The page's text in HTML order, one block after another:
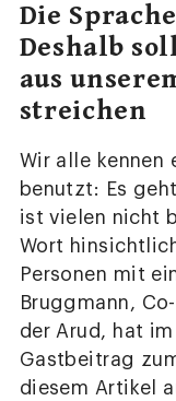
Die
Deshalb
aus
streichen
Wir alle kennen
benutzt: Es
ist vielen nicht
Wort
Personen mit
Bruggmann,
der Arud, hat
Gastbeitrag
diesem Artikel